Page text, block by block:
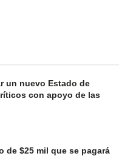
un nuevo Estado de
con apoyo de las
de $25 mil que se pagará